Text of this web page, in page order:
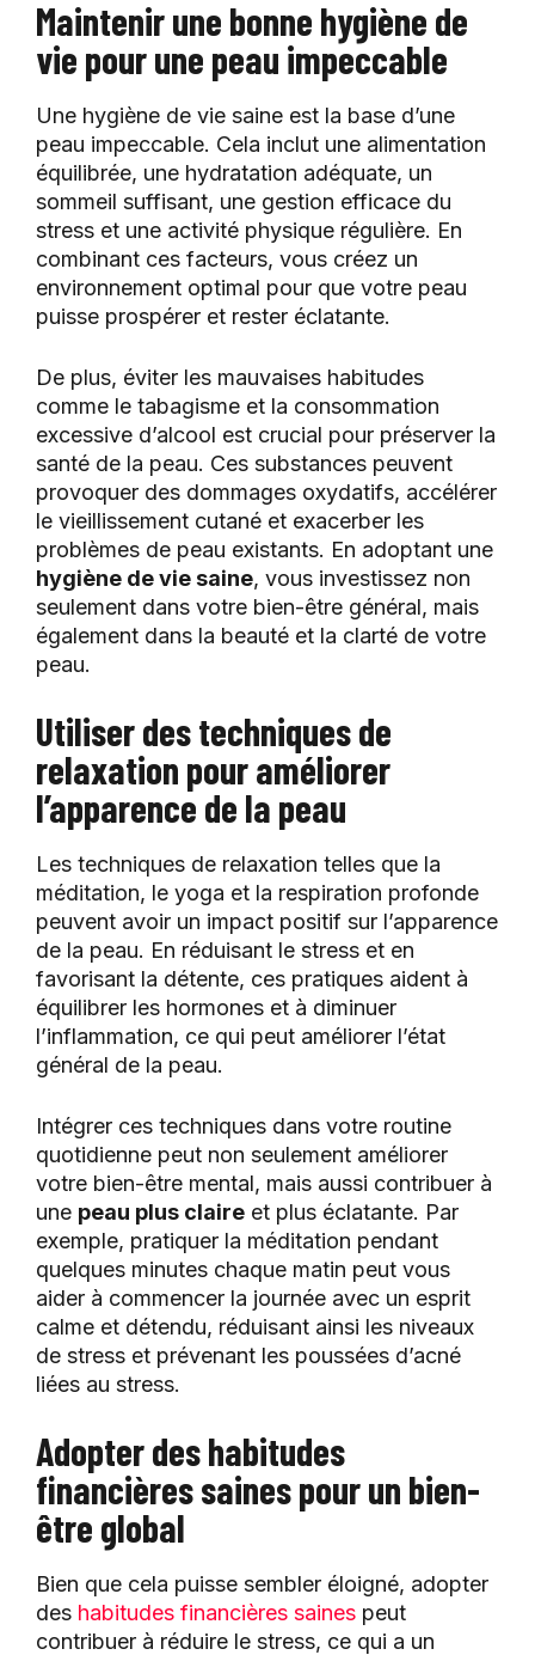
Maintenir une bonne hygiène de
vie pour une peau impeccable
Une hygiène de vie saine est la base d’une
peau impeccable. Cela inclut une alimentation
équilibrée, une hydratation adéquate, un
sommeil suffisant, une gestion efficace du
stress et une activité physique régulière. En
combinant ces facteurs, vous créez un
environnement optimal pour que votre peau
puisse prospérer et rester éclatante.
De plus, éviter les mauvaises habitudes
comme le tabagisme et la consommation
excessive d’alcool est crucial pour préserver la
santé de la peau. Ces substances peuvent
provoquer des dommages oxydatifs, accélérer
le vieillissement cutané et exacerber les
problèmes de peau existants. En adoptant une
hygiène de vie saine, vous investissez non
seulement dans votre bien-être général, mais
également dans la beauté et la clarté de votre
peau.
Utiliser des techniques de
relaxation pour améliorer
l’apparence de la peau
Les techniques de relaxation telles que la
méditation, le yoga et la respiration profonde
peuvent avoir un impact positif sur l’apparence
de la peau. En réduisant le stress et en
favorisant la détente, ces pratiques aident à
équilibrer les hormones et à diminuer
l’inflammation, ce qui peut améliorer l’état
général de la peau.
Intégrer ces techniques dans votre routine
quotidienne peut non seulement améliorer
votre bien-être mental, mais aussi contribuer à
une peau plus claire et plus éclatante. Par
exemple, pratiquer la méditation pendant
quelques minutes chaque matin peut vous
aider à commencer la journée avec un esprit
calme et détendu, réduisant ainsi les niveaux
de stress et prévenant les poussées d’acné
liées au stress.
Adopter des habitudes
financières saines pour un bien-
être global
Bien que cela puisse sembler éloigné, adopter
des habitudes financières saines peut
contribuer à réduire le stress, ce qui a un